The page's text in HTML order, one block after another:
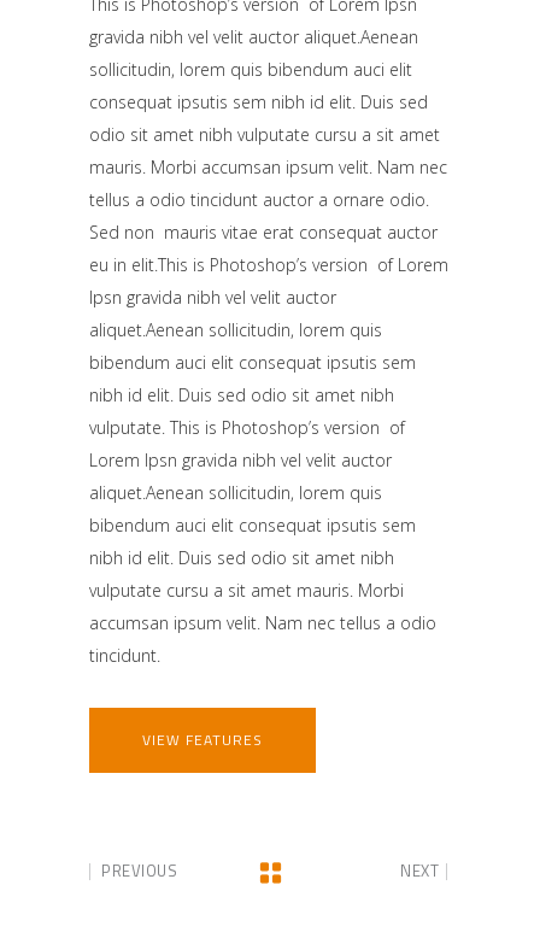
gravida nibh vel velit auctor aliquet.Aenean
sollicitudin, lorem quis bibendum auci elit
consequat ipsutis sem nibh id elit. Duis sed
odio sit amet nibh vulputate cursu a sit amet
mauris. Morbi accumsan ipsum velit. Nam nec
tellus a odio tincidunt auctor a ornare odio.
Sed non mauris vitae erat consequat auctor
eu in elit.This is Photoshop’s version of Lorem
Ipsn gravida nibh vel velit auctor
aliquet.Aenean sollicitudin, lorem quis
bibendum auci elit consequat ipsutis sem
nibh id elit. Duis sed odio sit amet nibh
vulputate. This is Photoshop’s version of
Lorem Ipsn gravida nibh vel velit auctor
aliquet.Aenean sollicitudin, lorem quis
bibendum auci elit consequat ipsutis sem
nibh id elit. Duis sed odio sit amet nibh
vulputate cursu a sit amet mauris. Morbi
accumsan ipsum velit. Nam nec tellus a odio
tincidunt.
VIEW FEATURES
PREVIOUS NEXT